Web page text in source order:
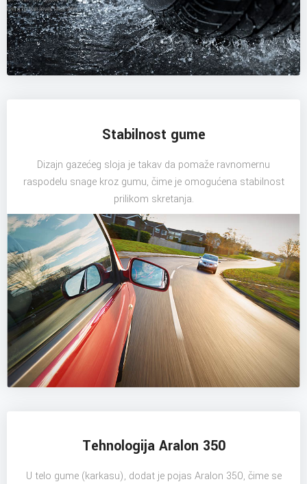
Stabilnost gume
Dizajn gazećeg sloja je takav da pomaže ravnomernu
raspodelu snage kroz gumu, čime je omogućena stabilnost
prilikom skretanja.
Tehnologija Aralon 350
U telo gume (karkasu), dodat je pojas Aralon 350, čime se